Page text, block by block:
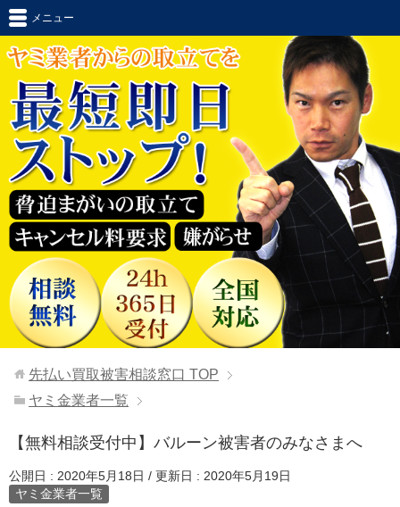
メニュー
先払い買取被害相談窓口 TOP
ヤミ金業者一覧
【無料相談受付中】バルーン被害者のみなさまへ
公開日 : 2020年5月18日 / 更新日 : 2020年5月19日
ヤミ金業者一覧